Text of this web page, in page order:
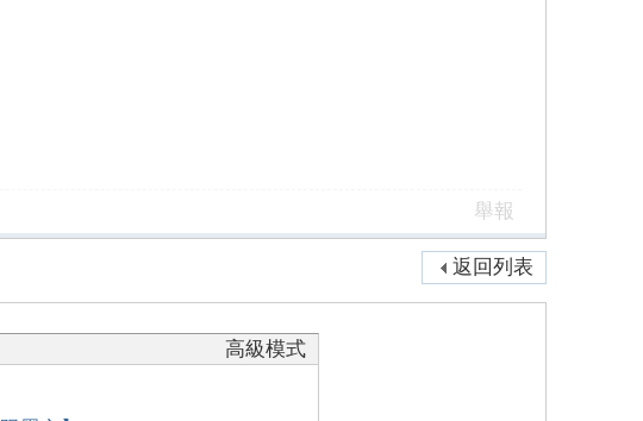
舉報
返回列表
高級模式